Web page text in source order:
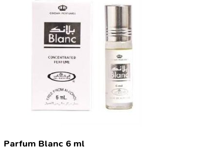
Parfum Blanc 6 ml